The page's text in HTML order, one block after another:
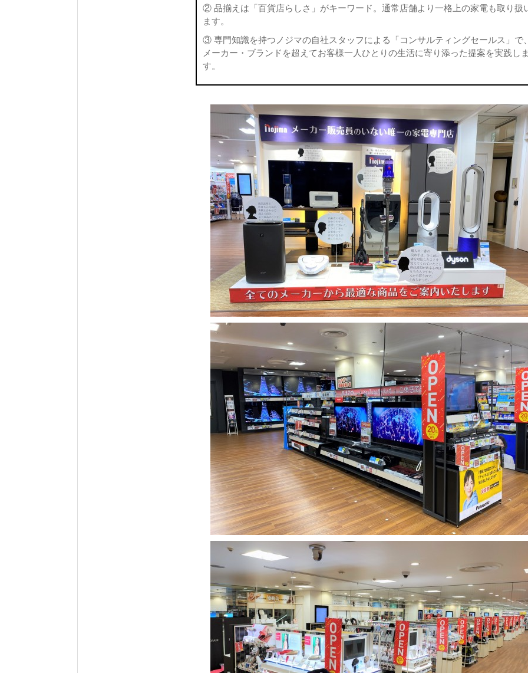
② 品揃えは「百貨店らしさ」がキーワード。通常店舗より一格上の家電も取り扱
ます。
③ 専門知識を持つノジマの自社スタッフによる「コンサルティングセールス」で
メーカー・ブランドを超えてお客様一人ひとりの生活に寄り添った提案を実践し
す。